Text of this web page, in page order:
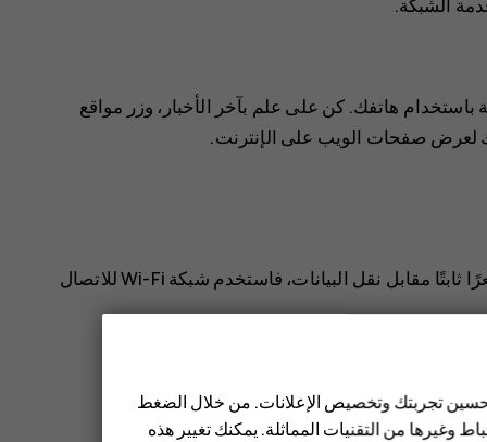
هاتفك. كن على علم بآخر الأخبار، وزر مواقع
لعرض صفحات الويب على الإنترنت.
إذا كان مزود خدمة الشبكة لا يفرض عليك سعرًا ثابتًا مقابل نقل البيانات، فاستخدم شبكة Wi-Fi للاتصال
تحسين تجربتك وتخصيص الإعلانات. من خلال الضغط
وغيرها من التقنيات المماثلة. يمكنك تغيير هذه